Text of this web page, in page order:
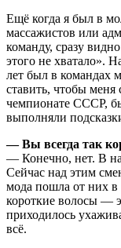
Ещё когда я был в
массажистов или
команду, сразу
этого не хватало».
лет был в командах
ставить, чтобы
чемпионате СССР,
выполняли
— Вы всегда так
— Конечно, нет. В
Сейчас над этим
мода пошла от них
короткие волосы —
приходилось
всё.